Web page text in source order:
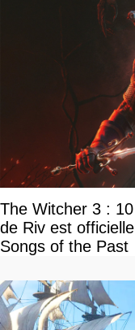
The Witcher 3 :
de Riv est
Songs of the Past